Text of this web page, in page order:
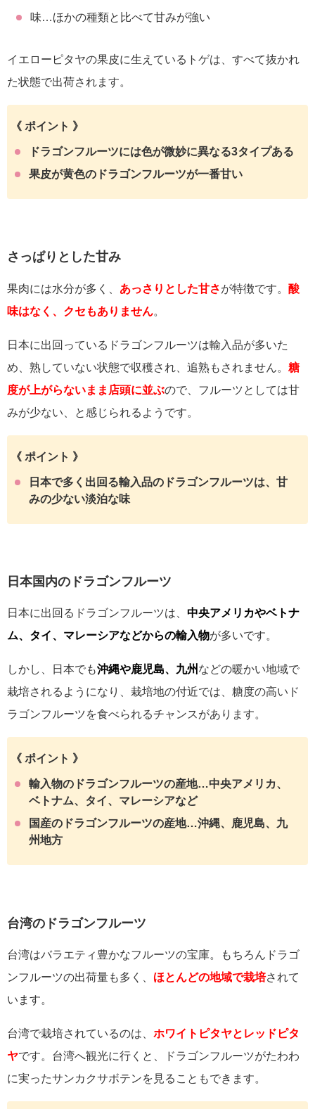
味…ほかの種類と比べて甘みが強い
イエローピタヤの果皮に生えているトゲは、すべて抜かれ
た状態で出荷されます。
《 ポイント 》
ドラゴンフルーツには色が微妙に異なる3タイプある
果皮が黄色のドラゴンフルーツが一番甘い
さっぱりとした甘み
果肉には水分が多く、 あっさりとした甘さが特徴です。 酸
味はなく、クセもありません。
日本に出回っているドラゴンフルーツは輸入品が多いた
め、熟していない状態で収穫され、追熟もされません。 糖
度が上がらないまま店頭に並ぶので、フルーツとしては甘
みが少ない、と感じられるようです。
《 ポイント 》
日本で多く出回る輸入品のドラゴンフルーツは、甘
みの少ない淡泊な味
日本国内のドラゴンフルーツ
日本に出回るドラゴンフルーツは、 中央アメリカやベトナ
ム、タイ、マレーシアなどからの輸入物が多いです。
しかし、日本でも沖縄や鹿児島、九州 などの暖かい地域で
栽培されるようになり、栽培地の付近では、糖度の高いド
ラゴンフルーツを食べられるチャンスがあります。
《 ポイント 》
輸入物のドラゴンフルーツの産地…中央アメリカ、
ベトナム、タイ、マレーシアなど
国産のドラゴンフルーツの産地…沖縄、鹿児島、九
州地方
台湾のドラゴンフルーツ
台湾はバラエティ豊かなフルーツの宝庫。もちろんドラゴ
ンフルーツの出荷量も多く、 ほとんどの地域で栽培されて
います。
台湾で栽培されているのは、 ホワイトピタヤとレッドピタ
ヤです。台湾へ観光に行くと、ドラゴンフルーツがたわわ
に実ったサンカクサボテンを見ることもできます。